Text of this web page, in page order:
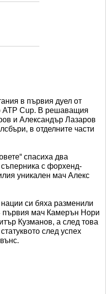
в първия дуел от
ATP Cup. В решаващия
и Александър Лазаров
в отделните части
спасиха два
с форхенд-
уникален мач Алекс
си бяха разменили
първия мач Камерън Нори
Кузманов, а след това
след успех